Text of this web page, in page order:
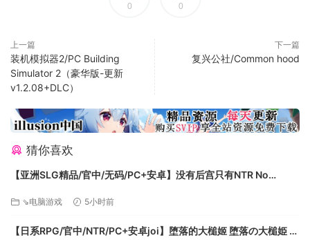
【预购特典内容】
大雄等人的夏季服装
电视动画中大家熟悉的服装。
※游戏开始的第四天之后，跟莱特交谈就能获得「大雄等人的夏
季服装图片」。之后只要用游戏内自家地下室「换衣服照相
图片」时前往牧场，就能使用「换衣服照相机」。
0 0
上一篇
装机模拟器2/PC Building
Simulator 2（豪华版-更新
v1.2.08+DLC）
下一篇
复兴公社/Common hood
猜你喜欢
【亚洲SLG精品/官中/无码/PC+安卓】没有后宫只有NTR No
⇘电脑游戏 5小时前
【日系RPG/官中/NTR/PC+安卓joi】堕落的大槌姬 堕落の大槌姫 官